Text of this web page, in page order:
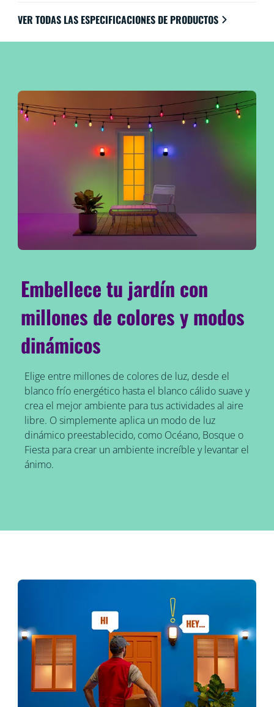
VER TODAS LAS ESPECIFICACIONES DE PRODUCTOS
Embellece tu jardín con
millones de colores y modos
dinámicos
Elige entre millones de colores de luz, desde el
blanco frío energético hasta el blanco cálido suave y
crea el mejor ambiente para tus actividades al aire
libre. O simplemente aplica un modo de luz
dinámico preestablecido, como Océano, Bosque o
Fiesta para crear un ambiente increíble y levantar el
ánimo.